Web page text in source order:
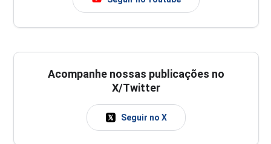
Acompanhe nossas publicações no
X/Twitter
Seguir no X